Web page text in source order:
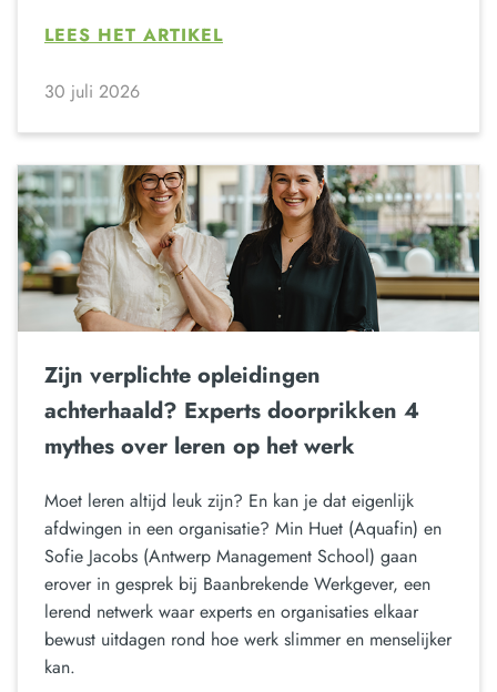
LEES HET ARTIKEL
30 juli 2026
Zijn verplichte opleidingen
achterhaald? Experts doorprikken 4
mythes over leren op het werk
Moet leren altijd leuk zijn? En kan je dat eigenlijk
afdwingen in een organisatie? Min Huet (Aquafin) en
Sofie Jacobs (Antwerp Management School) gaan
erover in gesprek bij Baanbrekende Werkgever, een
lerend netwerk waar experts en organisaties elkaar
bewust uitdagen rond hoe werk slimmer en menselijker
kan.